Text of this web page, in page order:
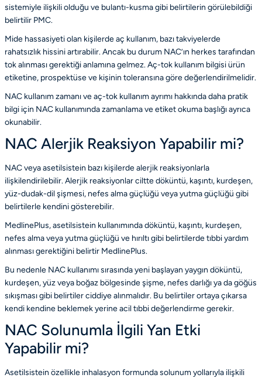
sistemiyle ilişkili olduğu ve bulantı-kusma gibi belirtilerin görülebildiği
belirtilir PMC.
Mide hassasiyeti olan kişilerde aç kullanım, bazı takviyelerde
rahatsızlık hissini artırabilir. Ancak bu durum NAC’ın herkes tarafından
tok alınması gerektiği anlamına gelmez. Aç-tok kullanım bilgisi ürün
etiketine, prospektüse ve kişinin toleransına göre değerlendirilmelidir.
NAC kullanım zamanı ve aç-tok kullanım ayrımı hakkında daha pratik
bilgi için NAC kullanımında zamanlama ve etiket okuma başlığı ayrıca
okunabilir.
NAC Alerjik Reaksiyon Yapabilir mi?
NAC veya asetilsistein bazı kişilerde alerjik reaksiyonlarla
ilişkilendirilebilir. Alerjik reaksiyonlar ciltte döküntü, kaşıntı, kurdeşen,
yüz-dudak-dil şişmesi, nefes alma güçlüğü veya yutma güçlüğü gibi
belirtilerle kendini gösterebilir.
MedlinePlus, asetilsistein kullanımında döküntü, kaşıntı, kurdeşen,
nefes alma veya yutma güçlüğü ve hırıltı gibi belirtilerde tıbbi yardım
alınması gerektiğini belirtir MedlinePlus.
Bu nedenle NAC kullanımı sırasında yeni başlayan yaygın döküntü,
kurdeşen, yüz veya boğaz bölgesinde şişme, nefes darlığı ya da göğüs
sıkışması gibi belirtiler ciddiye alınmalıdır. Bu belirtiler ortaya çıkarsa
kendi kendine beklemek yerine acil tıbbi değerlendirme gerekir.
NAC Solunumla İlgili Yan Etki
Yapabilir mi?
Asetilsistein özellikle inhalasyon formunda solunum yollarıyla ilişkili